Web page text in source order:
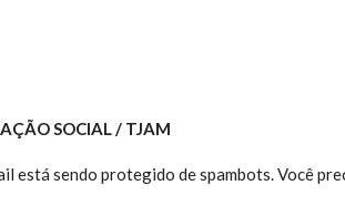
SOCIAL / TJAM
está sendo protegido de spambots. Você